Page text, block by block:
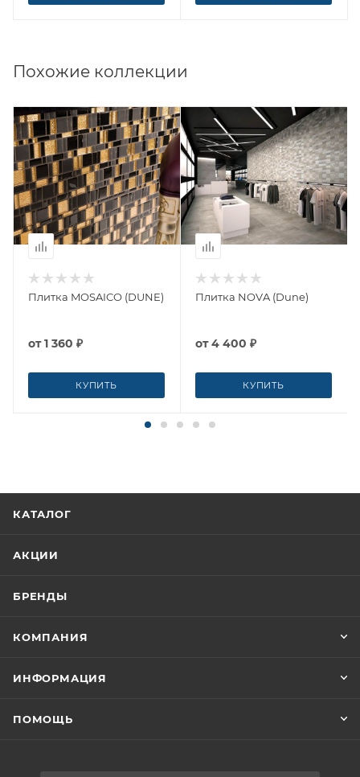
Похожие коллекции
Плитка MOSAICO (DUNE)
от1 360 ₽
КУПИТЬ
Плитка NOVA (Dune)
от4 400 ₽
КУПИТЬ
КАТАЛОГ
АКЦИИ
БРЕНДЫ
КОМПАНИЯ
ИНФОРМАЦИЯ
ПОМОЩЬ